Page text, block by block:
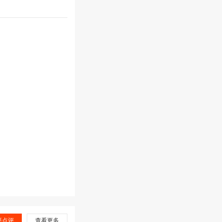
点评 查看更多